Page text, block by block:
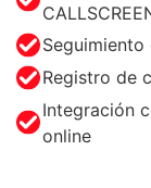
Registro de
Integración
online